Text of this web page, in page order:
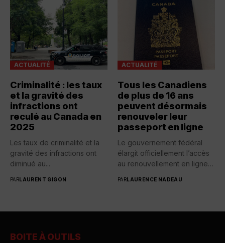
ACTUALITÉ
Criminalité : les taux
et la gravité des
infractions ont
reculé au Canada en
2025
Les taux de criminalité et la
gravité des infractions ont
diminué au...
PARLAURENT GIGON
ACTUALITÉ
Tous les Canadiens
de plus de 16 ans
peuvent désormais
renouveler leur
passeport en ligne
Le gouvernement fédéral
élargit officiellement l’accès
au renouvellement en ligne
PARLAURENCE NADEAU
BOITE À OUTILS